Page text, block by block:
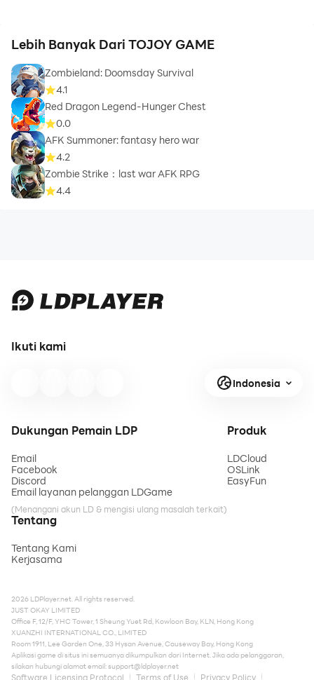
Lebih Banyak Dari TOJOY GAME
Zombieland: Doomsday Survival
4.1
Red Dragon Legend-Hunger Chest
0.0
AFK Summoner: fantasy hero war
4.2
Zombie Strike：last war AFK RPG
4.4
Ikuti kami
Indonesia
Dukungan Pemain LDP
Email
Facebook
Discord
Email layanan pelanggan LDGame
(Menangani akun LD & mengisi ulang masalah terkait)
Produk
LDCloud
OSLink
EasyFun
Tentang
Tentang Kami
Kerjasama
2026 LDPlayer.net. All rights reserved.
JUST OKAY LIMITED
Office F, 12/F, YHC Tower, 1 Sheung Yuet Rd, Kowloon Bay, KLN, Hong Kong
XUANZHI INTERNATIONAL CO., LIMITED
Room 1911, Lee Garden One, 33 Hysan Avenue, Causeway Bay, Hong Kong
Aplikasi game di situs ini semuanya dikumpulkan dari Internet. Jika ada pelanggaran,
silakan hubungi alamat email:support@ldplayer.net
Software Licensing Protocol Terms of Use Privacy Policy